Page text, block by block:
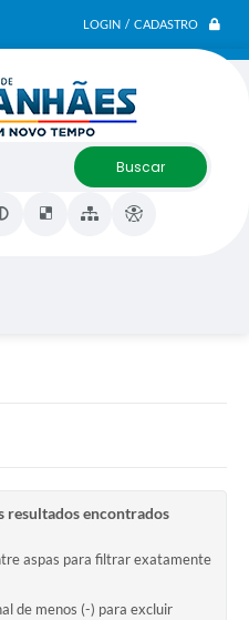
LOGIN / CADASTRO
resultados encontrados
aspas para filtrar exatamente
de menos (-) para excluir